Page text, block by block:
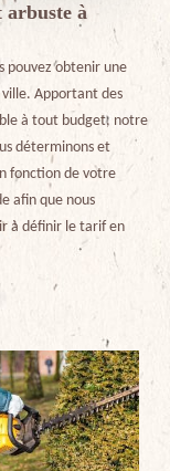
à
pouvez obtenir une
Apportant des
à tout budget, notre
déterminons et
fonction de votre
afin que nous
à définir le tarif en